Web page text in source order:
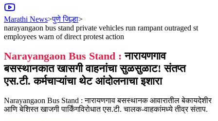
Marathi News>पुणे जिल्हा>
narayangaon bus stand private vehicles run rampant outraged st
employees warn of direct protest action
Narayangaon Bus Stand : नारायणगाव
बसस्थानकात खासगी वाहनांचा सुळसुळाट! संतप्त
एस.टी. कर्मचाऱ्यांचा थेट आंदोलनाचा इशारा
Narayangaon Bus Stand : नारायणगाव बसस्थानक आवारातील बेकायदेशीर
आणि बेशिस्त खाजगी पार्किंगविरोधात एस.टी. चालक-वाहकांमध्ये तीव्र संताप.